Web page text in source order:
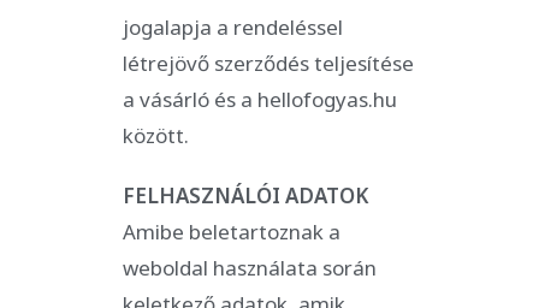
jogalapja a rendeléssel
létrejövő szerződés teljesítése
a vásárló és a hellofogyas.hu
között.
FELHASZNÁLÓI ADATOK
Amibe beletartoznak a
weboldal használata során